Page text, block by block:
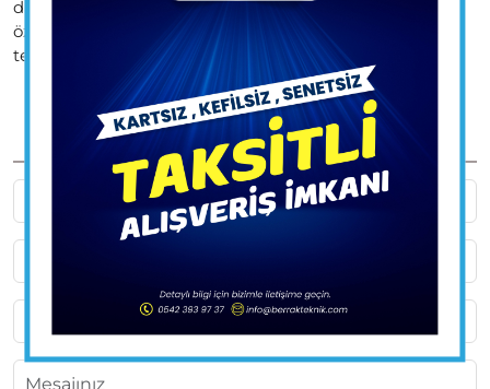
da farklıdır. Bu nedenle sağlıklı ve taze su tüketimine
özen gösterilmeli ve uygun PH değerine sahip sular
tercih edilmelidir.
TALEP FORMU